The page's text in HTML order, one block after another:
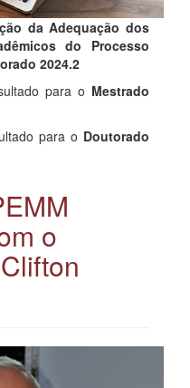
da Adequação dos
do Processo
2024.2
para o Mestrado
para o Doutorado
o